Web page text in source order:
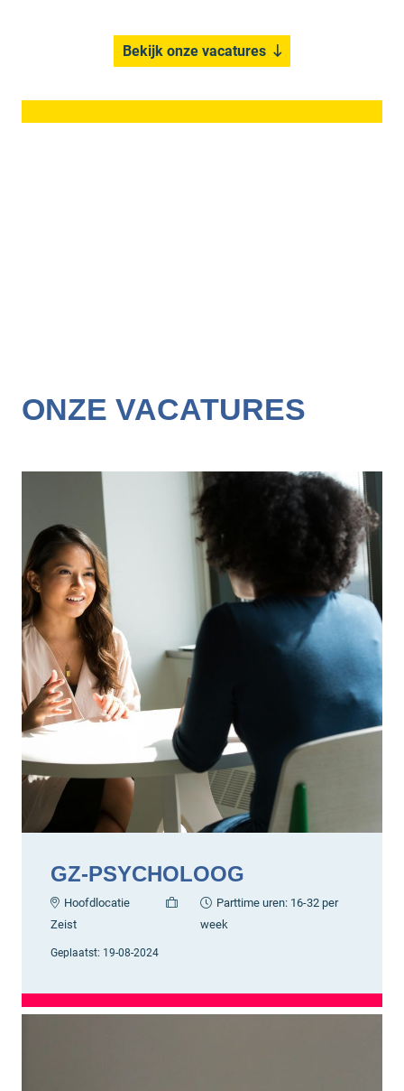
Bekijk onze vacatures
ONZE VACATURES
GZ-PSYCHOLOOG
Hoofdlocatie
Zeist
Parttime uren: 16-32 per
week
Geplaatst: 19-08-2024